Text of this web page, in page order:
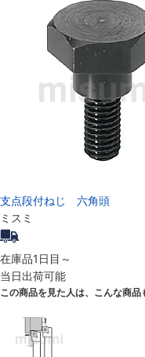
支点段付ねじ 六角頭
ミスミ
在庫品1日目～
当日出荷可能
この商品を見た人は、こんな商品